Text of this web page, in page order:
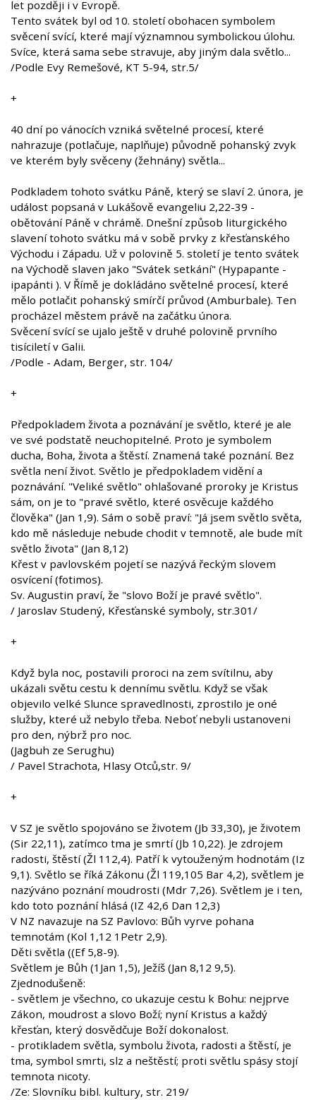
let později i v Evropě.
Tento svátek byl od 10. století obohacen symbolem
svěcení svící, které mají významnou symbolickou úlohu.
Svíce, která sama sebe stravuje, aby jiným dala světlo...
/Podle Evy Remešové, KT 5-94, str.5/
+
40 dní po vánocích vzniká světelné procesí, které
nahrazuje (potlačuje, naplňuje) původně pohanský zvyk
ve kterém byly svěceny (žehnány) světla...
Podkladem tohoto svátku Páně, který se slaví 2. února, je
událost popsaná v Lukášově evangeliu 2,22-39 -
obětování Páně v chrámě. Dnešní způsob liturgického
slavení tohoto svátku má v sobě prvky z křesťanského
Východu i Západu. Už v polovině 5. století je tento svátek
na Východě slaven jako "Svátek setkání" (Hypapante -
ipapánti ). V Římě je dokládáno světelné procesí, které
mělo potlačit pohanský smírčí průvod (Amburbale). Ten
procházel městem právě na začátku února.
Svěcení svící se ujalo ještě v druhé polovině prvního
tisíciletí v Galii.
/Podle - Adam, Berger, str. 104/
+
Předpokladem života a poznávání je světlo, které je ale
ve své podstatě neuchopitelné. Proto je symbolem
ducha, Boha, života a štěstí. Znamená také poznání. Bez
světla není život. Světlo je předpokladem vidění a
poznávání. "Veliké světlo" ohlašované proroky je Kristus
sám, on je to "pravé světlo, které osvěcuje každého
člověka" (Jan 1,9). Sám o sobě praví: "Já jsem světlo světa,
kdo mě následuje nebude chodit v temnotě, ale bude mít
světlo života" (Jan 8,12)
Křest v pavlovském pojetí se nazývá řeckým slovem
osvícení (fotimos).
Sv. Augustin praví, že "slovo Boží je pravé světlo".
/ Jaroslav Studený, Křesťanské symboly, str.301/
+
Když byla noc, postavili proroci na zem svítilnu, aby
ukázali světu cestu k dennímu světlu. Když se však
objevilo velké Slunce spravedlnosti, zprostilo je oné
služby, které už nebylo třeba. Neboť nebyli ustanoveni
pro den, nýbrž pro noc.
(Jagbuh ze Serughu)
/ Pavel Strachota, Hlasy Otců,str. 9/
+
V SZ je světlo spojováno se životem (Jb 33,30), je životem
(Sir 22,11), zatímco tma je smrtí (Jb 10,22). Je zdrojem
radosti, štěstí (Žl 112,4). Patří k vytouženým hodnotám (Iz
9,1). Světlo se říká Zákonu (Žl 119,105 Bar 4,2), světlem je
nazýváno poznání moudrosti (Mdr 7,26). Světlem je i ten,
kdo toto poznání hlásá (IZ 42,6 Dan 12,3)
V NZ navazuje na SZ Pavlovo: Bůh vyrve pohana
temnotám (Kol 1,12 1Petr 2,9).
Děti světla ((Ef 5,8-9).
Světlem je Bůh (1Jan 1,5), Ježíš (Jan 8,12 9,5).
Zjednodušeně:
- světlem je všechno, co ukazuje cestu k Bohu: nejprve
Zákon, moudrost a slovo Boží; nyní Kristus a každý
křesťan, který dosvědčuje Boží dokonalost.
- protikladem světla, symbolu života, radosti a štěstí, je
tma, symbol smrti, slz a neštěstí; proti světlu spásy stojí
temnota nicoty.
/Ze: Slovníku bibl. kultury, str. 219/